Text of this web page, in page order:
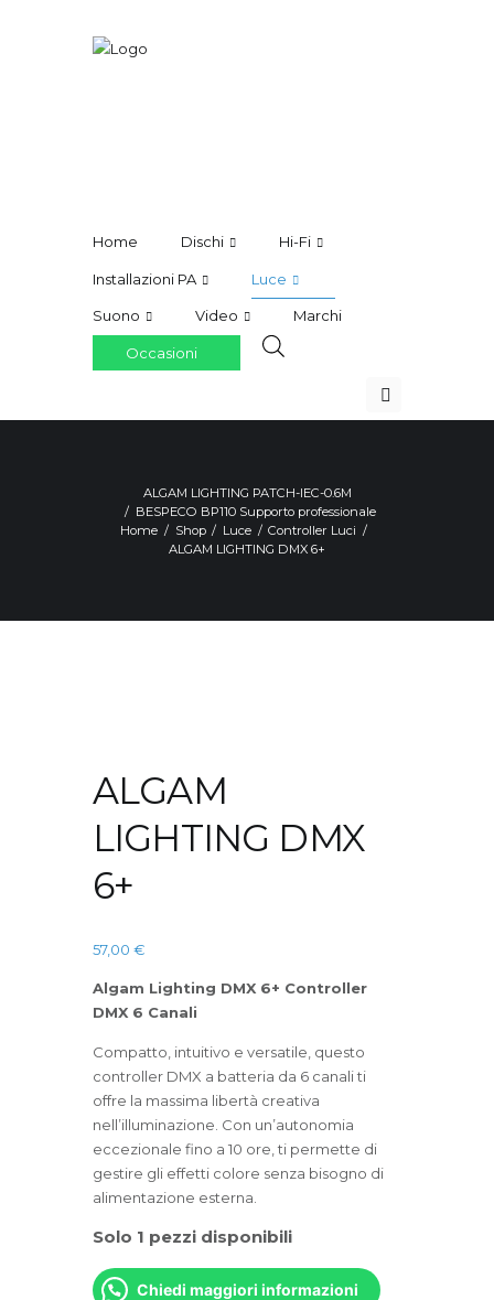
Home Dischi Hi-Fi
Installazioni PA Luce
Suono Video Marchi
Occasioni
ALGAM LIGHTING PATCH-IEC-0.6M
BESPECO BP110 Supporto professionale
Home
Shop Luce
Controller Luci
ALGAM LIGHTING DMX 6+
ALGAM
LIGHTING DMX
6+
57,00 €
Algam Lighting DMX 6+ Controller
DMX 6 Canali
Compatto, intuitivo e versatile, questo
controller DMX a batteria da 6 canali ti
offre la massima libertà creativa
nell’illuminazione. Con un’autonomia
eccezionale fino a 10 ore, ti permette di
gestire gli effetti colore senza bisogno di
alimentazione esterna.
Solo 1 pezzi disponibili
Chiedi maggiori informazioni